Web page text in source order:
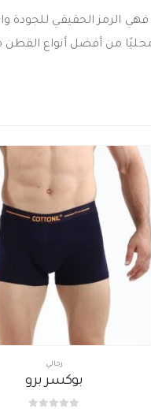
الرمز الحقيقي للجودة
محليًا من أفضل أنواع
بكيني ديجيتال